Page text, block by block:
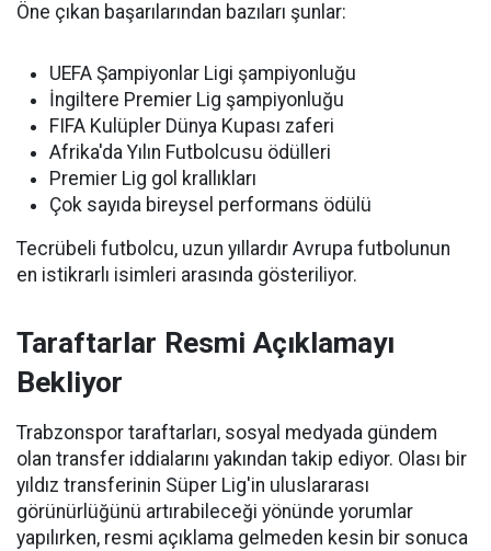
Öne çıkan başarılarından bazıları şunlar:
UEFA Şampiyonlar Ligi şampiyonluğu
İngiltere Premier Lig şampiyonluğu
FIFA Kulüpler Dünya Kupası zaferi
Afrika'da Yılın Futbolcusu ödülleri
Premier Lig gol krallıkları
Çok sayıda bireysel performans ödülü
Tecrübeli futbolcu, uzun yıllardır Avrupa futbolunun
en istikrarlı isimleri arasında gösteriliyor.
Taraftarlar Resmi Açıklamayı
Bekliyor
Trabzonspor taraftarları, sosyal medyada gündem
olan transfer iddialarını yakından takip ediyor. Olası bir
yıldız transferinin Süper Lig'in uluslararası
görünürlüğünü artırabileceği yönünde yorumlar
yapılırken, resmi açıklama gelmeden kesin bir sonuca